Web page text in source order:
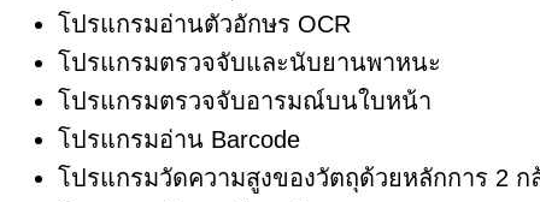
โปรแกรมอ่านตัวอักษร OCR
โปรแกรมตรวจจับและนับยานพาหนะ
โปรแกรมตรวจจับอารมณ์บนใบหน้า
โปรแกรมอ่าน Barcode
โปรแกรมวัดความสูงของวัตถุด้วยหลักการ 2 ก